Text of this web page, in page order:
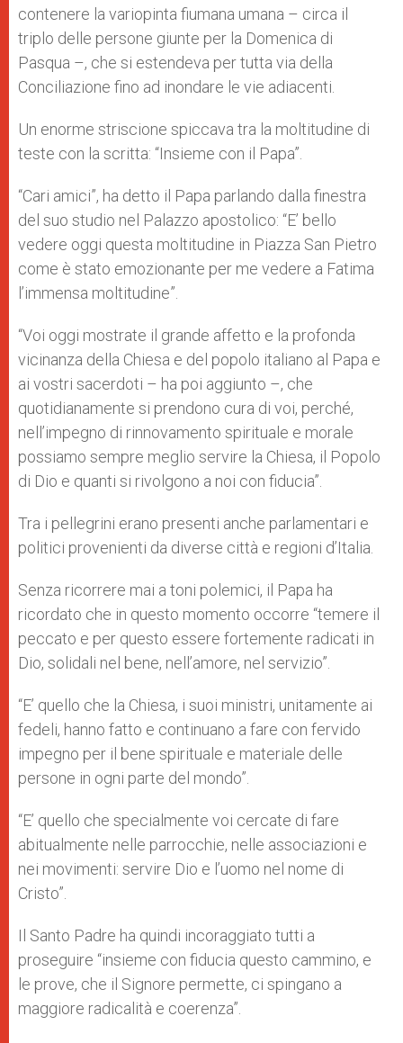
contenere la variopinta fiumana umana – circa il
triplo delle persone giunte per la Domenica di
Pasqua –, che si estendeva per tutta via della
Conciliazione fino ad inondare le vie adiacenti.
Un enorme striscione spiccava tra la moltitudine di
teste con la scritta: “Insieme con il Papa”.
“Cari amici”, ha detto il Papa parlando dalla finestra
del suo studio nel Palazzo apostolico: “E’ bello
vedere oggi questa moltitudine in Piazza San Pietro
come è stato emozionante per me vedere a Fatima
l’immensa moltitudine”.
“Voi oggi mostrate il grande affetto e la profonda
vicinanza della Chiesa e del popolo italiano al Papa e
ai vostri sacerdoti – ha poi aggiunto –, che
quotidianamente si prendono cura di voi, perché,
nell’impegno di rinnovamento spirituale e morale
possiamo sempre meglio servire la Chiesa, il Popolo
di Dio e quanti si rivolgono a noi con fiducia”.
Tra i pellegrini erano presenti anche parlamentari e
politici provenienti da diverse città e regioni d’Italia.
Senza ricorrere mai a toni polemici, il Papa ha
ricordato che in questo momento occorre “temere il
peccato e per questo essere fortemente radicati in
Dio, solidali nel bene, nell’amore, nel servizio”.
“E’ quello che la Chiesa, i suoi ministri, unitamente ai
fedeli, hanno fatto e continuano a fare con fervido
impegno per il bene spirituale e materiale delle
persone in ogni parte del mondo”.
“E’ quello che specialmente voi cercate di fare
abitualmente nelle parrocchie, nelle associazioni e
nei movimenti: servire Dio e l’uomo nel nome di
Cristo”.
Il Santo Padre ha quindi incoraggiato tutti a
proseguire “insieme con fiducia questo cammino, e
le prove, che il Signore permette, ci spingano a
maggiore radicalità e coerenza”.